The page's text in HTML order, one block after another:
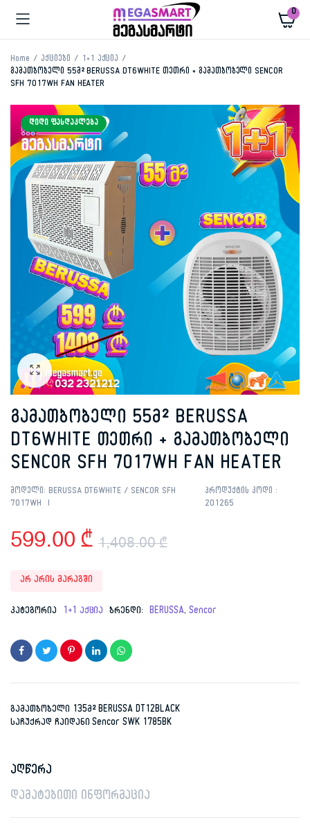
0
Home აქციები
1+1 აქცია
გამათბობელი 55მ² BERUSSA DT6WHITE თეთრი + გამათბობელი SENCOR
SFH 7017WH FAN HEATER
ᲓᲘᲓᲘ ᲤᲐᲡᲓᲐᲙᲚᲔᲑᲐ
გამათბობელი 55მ² BERUSSA
DT6WHITE თეთრი + გამათბობელი
SENCOR SFH 7017WH FAN HEATER
მოდელი: BERUSSA DT6WHITE / SENCOR SFH
7017WH
პროდუქტის კოდი :
201265
1,408.00₾
price
599.00 ₾
price
არ არის მარაგში
კატეგორია 1+1 აქცია ბრენდი: BERUSSA, Sencor
გამათბობელი 135მ² BERUSSA DT12BLACK
საჩუქრად ჩაიდანი Sencor SWK 1785BK
აღწერა
დამატებითი ინფორმაცია